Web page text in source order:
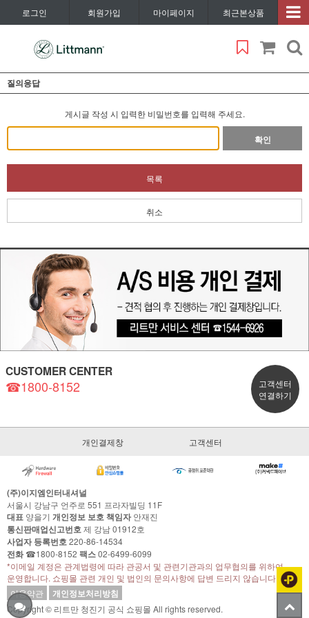
로그인 회원가입 마이페이지 최근본상품
질의응답
게시글 작성 시 입력한 비밀번호를 입력해 주세요.
확인
목록
취소
CUSTOMER CENTER
☎1800-8152
고객센터
연결하기
개인결제창 고객센터
(주)이지엠인터내셔널
서울시 강남구 언주로 551 프라자빌딩 11F
대표 양을기 개인정보 보호 책임자안재진
통신판매업신고번호제 강남 01912호
사업자 등록번호220-86-14534
전화☎1800-8152 팩스02-6499-6099
*이메일 계정은 관계법령에 따라 관공서 및 관련기관과의 업무협의를 위하여
운영합니다. 쇼핑몰 관련 개인 및 법인의 문의사항에 답변 드리지 않습니다.
이용약관
개인정보처리방침
Copyright © 리트만 청진기 공식 쇼핑몰 All rights reserved.